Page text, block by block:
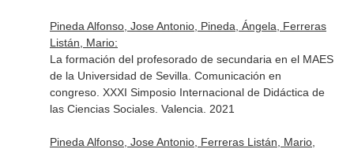
Pineda Alfonso, Jose Antonio, Pineda, Ángela, Ferreras
Listán, Mario:
La formación del profesorado de secundaria en el MAES
de la Universidad de Sevilla. Comunicación en
congreso. XXXI Simposio Internacional de Didáctica de
las Ciencias Sociales. Valencia. 2021
Pineda Alfonso, Jose Antonio, Ferreras Listán, Mario,